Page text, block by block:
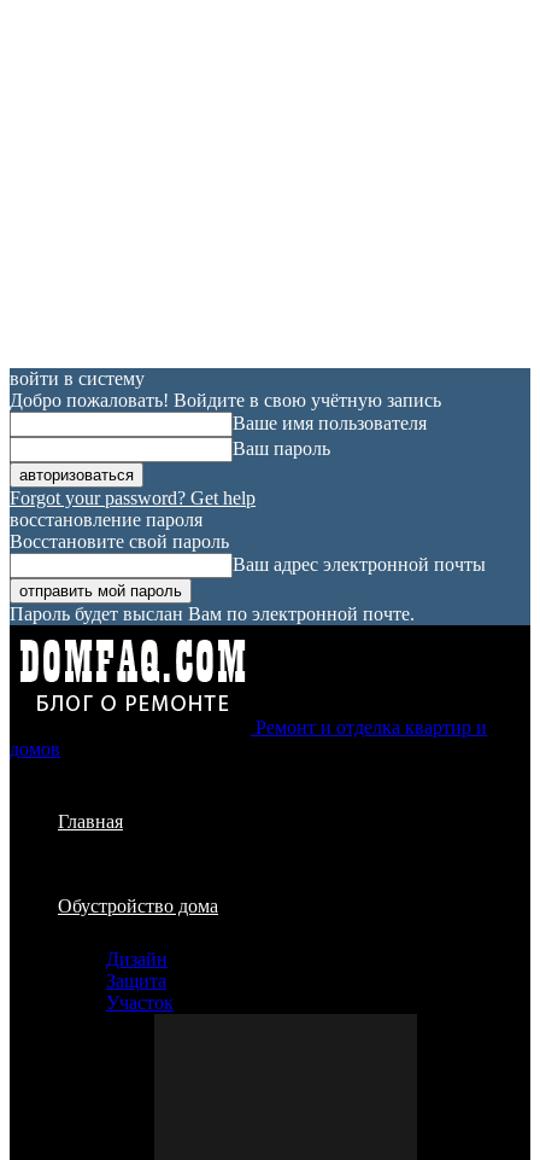
войти в систему
Добро пожаловать! Войдите в свою учётную запись
Ваше имя пользователя
Ваш пароль
Forgot your password? Get help
восстановление пароля
Восстановите свой пароль
Ваш адрес электронной почты
Пароль будет выслан Вам по электронной почте.
Ремонт и отделка квартир и
домов
Главная
Обустройство дома
Дизайн
Защита
Участок